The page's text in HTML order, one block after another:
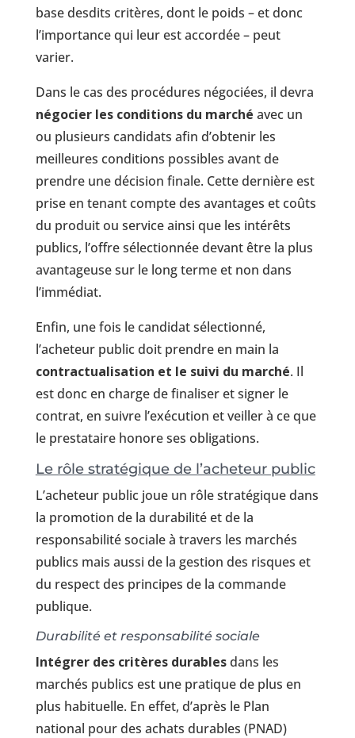
base desdits critères, dont le poids – et donc
l’importance qui leur est accordée – peut
varier.
Dans le cas des procédures négociées, il devra
négocier les conditions du marché avec un
ou plusieurs candidats afin d’obtenir les
meilleures conditions possibles avant de
prendre une décision finale. Cette dernière est
prise en tenant compte des avantages et coûts
du produit ou service ainsi que les intérêts
publics, l’offre sélectionnée devant être la plus
avantageuse sur le long terme et non dans
l’immédiat.
Enfin, une fois le candidat sélectionné,
l’acheteur public doit prendre en main la
contractualisation et le suivi du marché. Il
est donc en charge de finaliser et signer le
contrat, en suivre l’exécution et veiller à ce que
le prestataire honore ses obligations.
Le rôle stratégique de l’acheteur public
L’acheteur public joue un rôle stratégique dans
la promotion de la durabilité et de la
responsabilité sociale à travers les marchés
publics mais aussi de la gestion des risques et
du respect des principes de la commande
publique.
Durabilité et responsabilité sociale
Intégrer des critères durablesdans les
marchés publics est une pratique de plus en
plus habituelle. En effet, d’après le Plan
national pour des achats durables (PNAD)